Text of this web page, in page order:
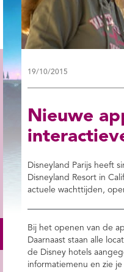
19/10/2015
Nieuwe
Disneyland Parijs heeft
Disneyland Resort in
actuele wachttijden,
Bij het openen van de
Daarnaast staan alle
de Disney hotels
informatiemenu en zie